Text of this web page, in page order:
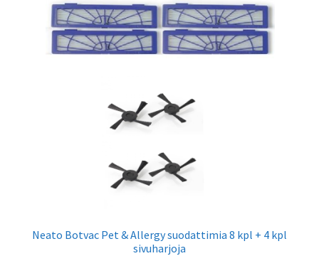
Neato Botvac Pet & Allergy suodattimia 8 kpl + 4 kpl
sivuharjoja